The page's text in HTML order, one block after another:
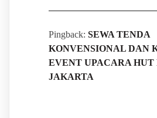
Pingback: SEWA TENDA
KONVENSIONAL DAN
EVENT UPACARA HUT
JAKARTA